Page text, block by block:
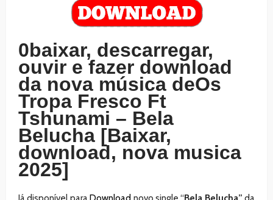
0baixar, descarregar,
ouvir e fazer download
da nova música deOs
Tropa Fresco Ft
Tshunami – Bela
Belucha [Baixar,
download, nova musica
2025]